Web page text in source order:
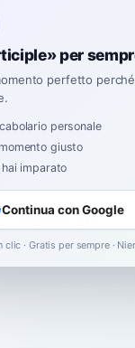
discorso
principali
per
perfetto
personale
giusto
imparato
Continua con Google
clic · Gratis per sempre ·